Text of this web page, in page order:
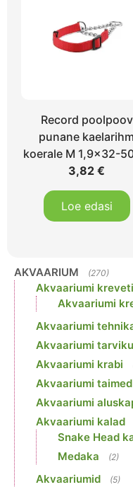
Record poolpoov
punane kaelarihm
koerale M 1,9×32-
3,82€
Loe edasi
AKVAARIUM (270)
Akvaariumi
Akvaariumi
Akvaariumi
Akvaariumi
Akvaariumi krabi
Akvaariumi taimed
Akvaariumi
Akvaariumi kalad
Snake Head
Medaka (2)
Akvaariumid (5)